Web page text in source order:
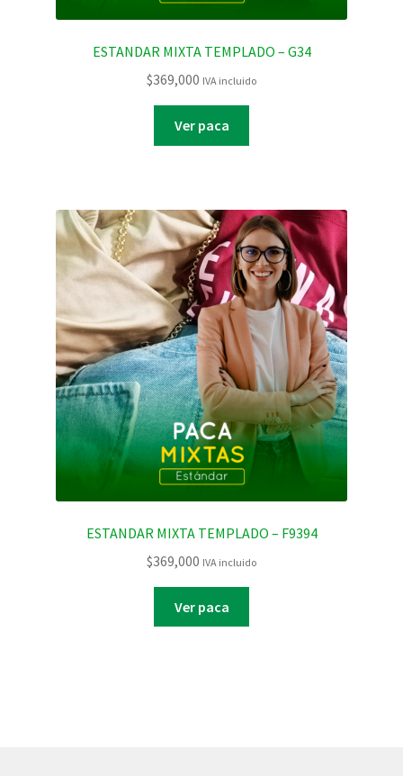
ESTANDAR MIXTA TEMPLADO – G34
$369,000 IVA incluido
Ver paca
ESTANDAR MIXTA TEMPLADO – F9394
$369,000 IVA incluido
Ver paca